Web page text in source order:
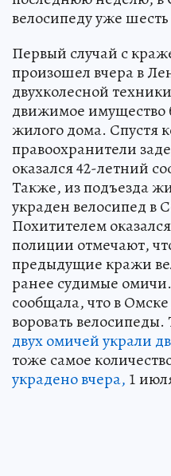
велосипеду уже шесть
Первый случай с
произошел вчера в
двухколесной
движимое имущество
жилого дома. Спустя
правоохранители
оказался 42-летний
Также, из подъезда
украден велосипед в
Похитителем
полиции отмечают,
предыдущие кражи
ранее судимые
сообщала, что в
воровать
двух омичей украли
тоже самое
украдено вчера, 1